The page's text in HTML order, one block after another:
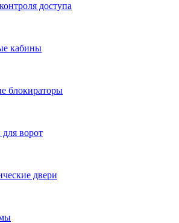
доступа
кабины
блокираторы
ворот
двери